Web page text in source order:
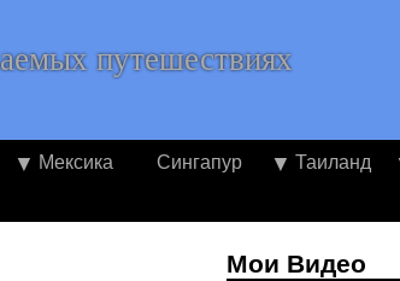
путешествиях
Мексика Сингапур Таиланд
Мои Видео